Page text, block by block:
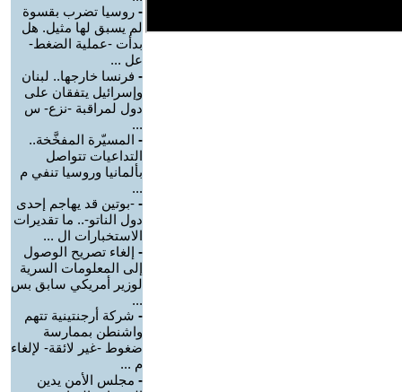
- روسيا تضرب بقسوة
لم يسبق لها مثيل. هل
بدأت -عملية الضغط-
عل ...
- فرنسا خارجها.. لبنان
وإسرائيل يتفقان على
دول لمراقبة -نزع- س
...
- المسيّرة المفخَّخة..
التداعيات تتواصل
بألمانيا وروسيا تنفي م
...
- -بوتين قد يهاجم إحدى
دول الناتو-.. ما تقديرات
الاستخبارات ال ...
- إلغاء تصريح الوصول
إلى المعلومات السرية
لوزير أمريكي سابق بس
...
- شركة أرجنتينية تتهم
واشنطن بممارسة
ضغوط -غير لائقة- لإلغاء
م ...
- مجلس الأمن يدين